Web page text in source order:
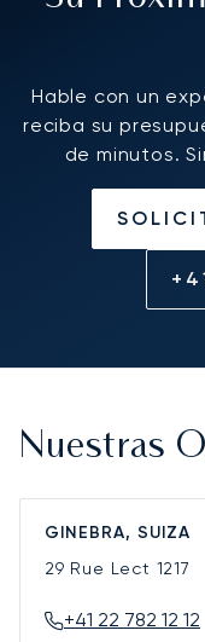
Hable con un
reciba su
de minutos.
Nuestras
GINEBRA, SUIZA
29 Rue Lect 1217
+41 22 782 12 12